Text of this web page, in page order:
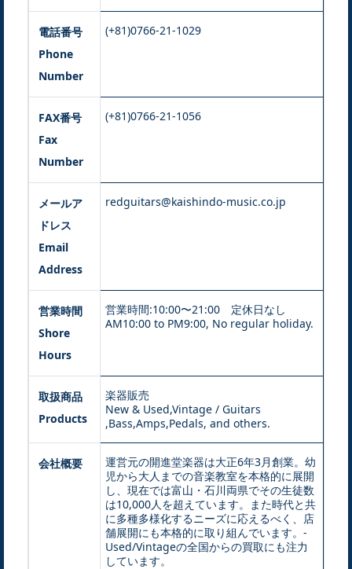
電話番号
Phone
Number
(+81)0766-21-1029
FAX番号
Fax
Number
(+81)0766-21-1056
メールア
ドレス
Email
Address
redguitars@kaishindo-music.co.jp
営業時間
Shore
Hours
営業時間:10:00〜21:00 定休日なし
AM10:00 to PM9:00, No regular holiday.
取扱商品
Products
楽器販売
New & Used,Vintage / Guitars
,Bass,Amps,Pedals, and others.
会社概要
運営元の開進堂楽器は大正6年3月創業。幼
児から大人までの音楽教室を本格的に展開
し、現在では富山・石川両県でその生徒数
は10,000人を超えています。また時代と共
に多種多様化するニーズに応えるべく、店
舗展開にも本格的に取り組んでいます。-
Used/Vintageの全国からの買取にも注力
しています。